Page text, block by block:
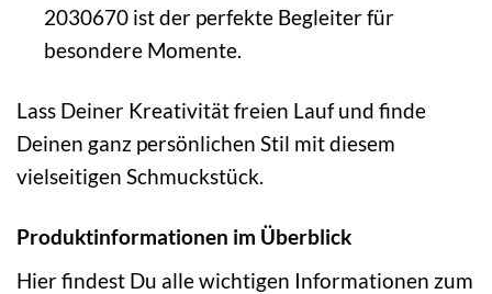
2030670 ist der perfekte Begleiter für
besondere Momente.
Lass Deiner Kreativität freien Lauf und finde
Deinen ganz persönlichen Stil mit diesem
vielseitigen Schmuckstück.
Produktinformationen im Überblick
Hier findest Du alle wichtigen Informationen zum